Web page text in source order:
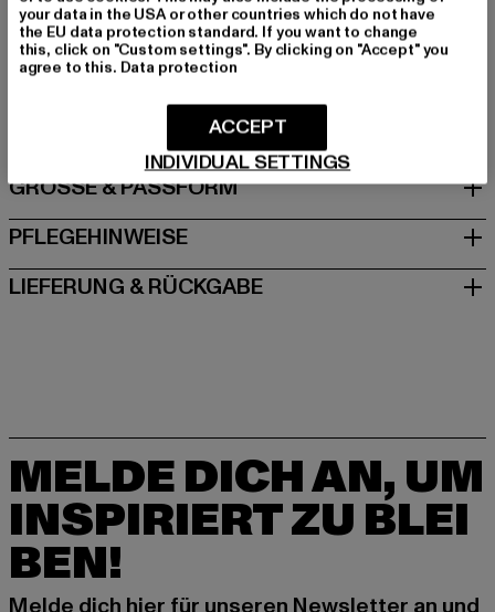
Art.Nr: TB7286-00091
Hersteller: TB International GmbH |info@tbint.de
GRÖSSE & PASSFORM
PFLEGEHINWEISE
LIEFERUNG & RÜCKGABE
MELDE DICH AN, UM
INSPIRIERT ZU BLEI
BEN!
your data in the USA or other countries which do not have
the EU data protection standard. If you want to change
this, click on "Custom settings". By clicking on "Accept" you
agree to this. Data protection
INDIVIDUAL SETTINGS
ACCEPT